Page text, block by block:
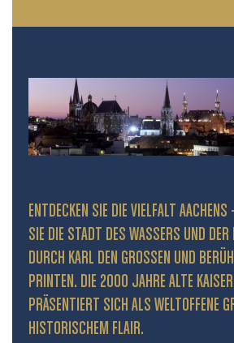
ENTDECKEN SIE DIE VIELFALT AACHENS
IE DIE STADT DES WASSERS UND DER
URCH KARL DEN GROSSEN UND
INTEN. DIE 2000 JAHRE ALTE
ÄSENTIERT SICH ALS WELTOFFENE
TORISCHEM FLAIR.